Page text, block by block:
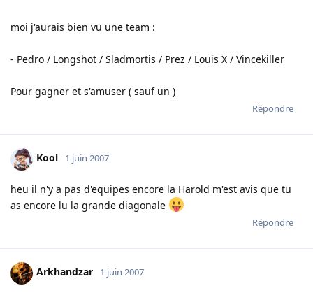
moi j'aurais bien vu une team :
- Pedro / Longshot / Sladmortis / Prez / Louis X / Vincekiller
Pour gagner et s'amuser ( sauf un )
Répondre
Kool 1 juin 2007
heu il n'y a pas d'equipes encore la Harold m'est avis que tu
as encore lu la grande diagonale
Répondre
Arkhandzar 1 juin 2007